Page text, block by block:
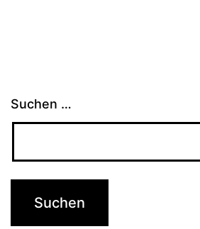
Suchen …